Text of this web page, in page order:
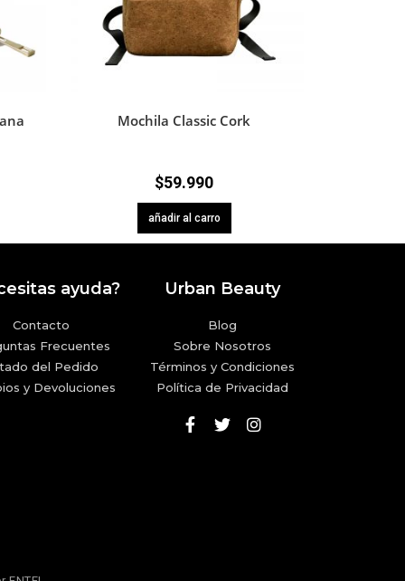
Mochila Classic Cork
$59.990
añadir al carro
ayuda?
Contacto
Frecuentes
del Pedido
y Devoluciones
Urban Beauty
Blog
Sobre Nosotros
Términos y Condiciones
Política de Privacidad